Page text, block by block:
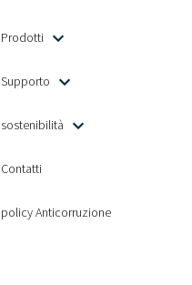
Prodotti
Supporto
sostenibilità
Contatti
policy Anticorruzione